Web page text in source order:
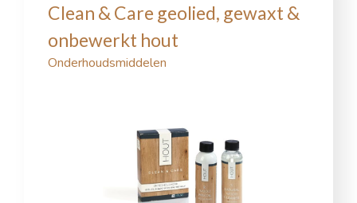
Clean & Care geolied, gewaxt &
onbewerkt hout
Onderhoudsmiddelen